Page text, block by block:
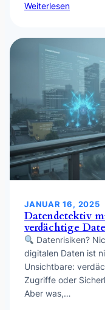
Weiterlesen
JANUAR 16, 2025
Datendetektiv
verdächtige
Datenrisiken?
digitalen Daten ist
Unsichtbare:
Zugriffe oder
Aber was,…